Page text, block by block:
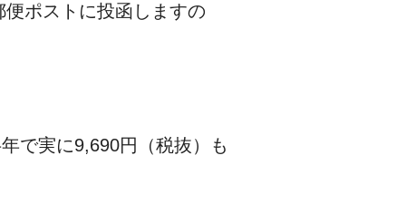
ポストに投函しますの
で実に9,690円（税抜）も